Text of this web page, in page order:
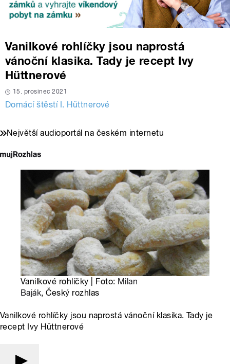
Vanilkové rohlíčky jsou naprostá
vánoční klasika. Tady je recept Ivy
Hüttnerové
15. prosinec 2021
Domácí štěstí I. Hüttnerové
Největší audioportál na českém internetu
Vanilkové rohlíčky | Foto: Milan
Baják, Český rozhlas
Vanilkové rohlíčky jsou naprostá vánoční klasika. Tady je
recept Ivy Hüttnerové